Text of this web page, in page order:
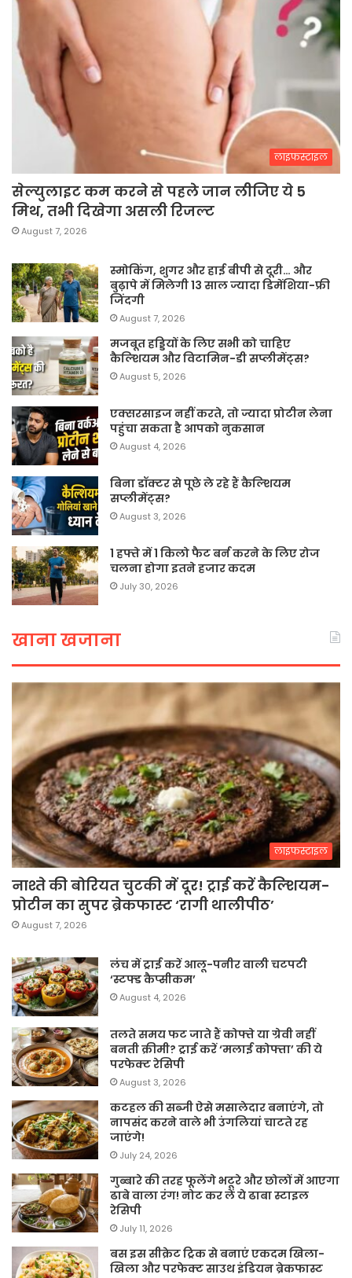
लाइफस्टाइल
सेल्युलाइट कम करने से पहले जान लीजिए ये 5
मिथ, तभी दिखेगा असली रिजल्ट
August 7, 2026
स्मोकिंग, शुगर और हाई बीपी से दूरी… और
बुढ़ापे में मिलेगी 13 साल ज्यादा डिमेंशिया-फ्री
जिंदगी
August 7, 2026
मजबूत हड्डियों के लिए सभी को चाहिए
कैल्शियम और विटामिन-डी सप्लीमेंट्स?
August 5, 2026
एक्सरसाइज नहीं करते, तो ज्यादा प्रोटीन लेना
पहुंचा सकता है आपको नुकसान
August 4, 2026
बिना डॉक्टर से पूछे ले रहे हैं कैल्शियम
सप्लीमेंट्स?
August 3, 2026
1 हफ्ते में 1 किलो फैट बर्न करने के लिए रोज
चलना होगा इतने हजार कदम
July 30, 2026
खाना खजाना
लाइफस्टाइल
नाश्ते की बोरियत चुटकी में दूर! ट्राई करें कैल्शियम-
प्रोटीन का सुपर ब्रेकफास्ट ‘रागी थालीपीठ’
August 7, 2026
लंच में ट्राई करें आलू-पनीर वाली चटपटी
‘स्टफ्ड कैप्सीकम’
August 4, 2026
तलते समय फट जाते हैं कोफ्ते या ग्रेवी नहीं
बनती क्रीमी? ट्राई करें ‘मलाई कोफ्ता’ की ये
परफेक्ट रेसिपी
August 3, 2026
कटहल की सब्जी ऐसे मसालेदार बनाएंगे, तो
नापसंद करने वाले भी उंगलियां चाटते रह
जाएंगे!
July 24, 2026
गुब्बारे की तरह फूलेंगे भटूरे और छोलों में आएगा
ढाबे वाला रंग! नोट कर लें ये ढाबा स्टाइल
रेसिपी
July 11, 2026
बस इस सीक्रेट ट्रिक से बनाएं एकदम खिला-
खिला और परफेक्ट साउथ इंडियन ब्रेकफास्ट